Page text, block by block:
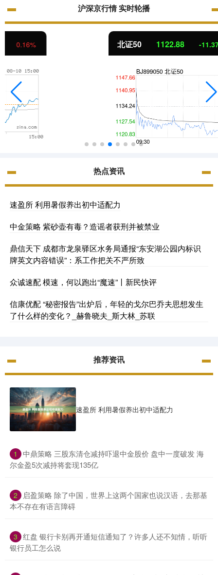
沪深京行情 实时轮播
-11.37 -1.00%
热点资讯
速盈所 利用暑假养出初中适配力
中金策略 紫砂壶有毒？造谣者获刑并被禁业
鼎信天下 成都市龙泉驿区水务局通报“东安湖公园内标识
牌英文内容错误”：系工作把关不严所致
众诚速配 模速，何以跑出“魔速”丨新民快评
信康优配 “秘密报告”出炉后，年轻的戈尔巴乔夫思想发生
了什么样的变化？_赫鲁晓夫_斯大林_苏联
推荐资讯
速盈所 利用暑假养出初中适配力
1
​中鼎策略 三股东清仓减持吓退中金股价 盘中一度破发 海
尔金盈5次减持将套现135亿
2
​启盈策略 除了中国，世界上这两个国家也说汉语，去那基
本不存在有语言障碍
3 ​红盘 银行卡别再开通短信通知了？许多人还不知情，听听
银行员工怎么说